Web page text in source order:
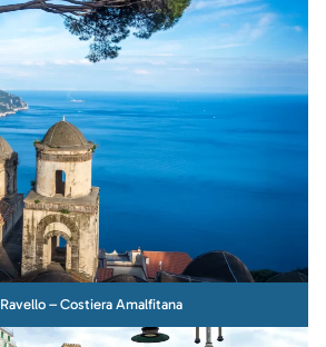
Ravello – Costiera Amalfitana